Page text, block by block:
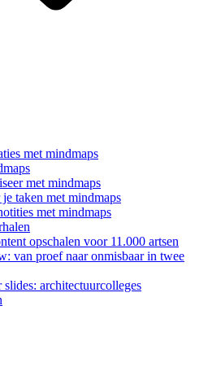
met mindmaps
met mindmaps
taken met mindmaps
met mindmaps
opschalen voor 11.000 artsen
van proef naar onmisbaar in twee
slides: architectuurcolleges